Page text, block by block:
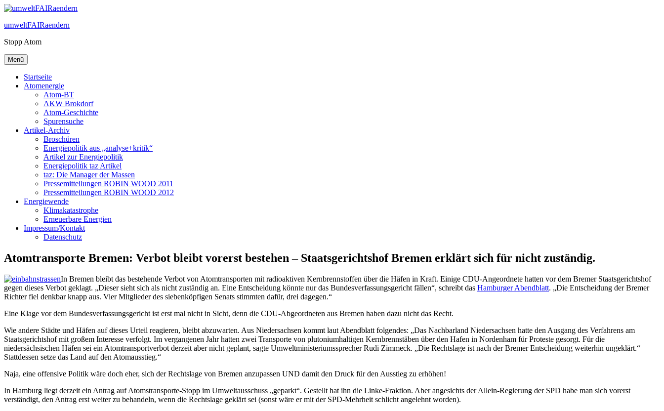
Zum
springen
umweltFAIRaendern
Stopp Atom
Menü
Startseite
Atomenergie
Atom-BT
AKW Brokdorf
Atom-Geschichte
Spurensuche
Artikel-Archiv
Broschüren
Energiepolitik aus „analyse+kritik“
Artikel zur Energiepolitik
Energiepolitik taz Artikel
taz: Die Manager der Massen
Pressemitteilungen ROBIN WOOD 2011
Pressemitteilungen ROBIN WOOD 2012
Energiewende
Klimakatastrophe
Erneuerbare Energien
Impressum/Kontakt
Datenschutz
Atomtransporte Bremen: Verbot bleibt vorerst bestehen – Staatsgerichtshof Bremen erklärt sich für nicht zuständig.
In Bremen bleibt das bestehende Verbot von Atomtransporten mit radioaktiven Kernbrennstoffen über die Häfen in Kraft. Einige CDU-Angeordnete hatten vor dem Bremer Staatsgerichtshof
gegen dieses Verbot geklagt. „Dieser sieht sich als nicht zuständig an. Eine Entscheidung könnte nur das Bundesverfassungsgericht fällen“, schreibt das Hamburger Abendblatt. „Die Entscheidung der Bremer
Richter fiel denkbar knapp aus. Vier Mitglieder des siebenköpfigen Senats stimmten dafür, drei dagegen.“
Eine Klage vor dem Bundesverfassungsgericht ist erst mal nicht in Sicht, denn die CDU-Abgeordneten aus Bremen haben dazu nicht das Recht.
Wie andere Städte und Häfen auf dieses Urteil reagieren, bleibt abzuwarten. Aus Niedersachsen kommt laut Abendblatt folgendes: „Das Nachbarland Niedersachsen hatte den Ausgang des Verfahrens am
Staatsgerichtshof mit großem Interesse verfolgt. Im vergangenen Jahr hatten zwei Transporte von plutoniumhaltigen Kernbrennstäben über den Hafen in Nordenham für Proteste gesorgt. Für die
niedersächsischen Häfen sei ein Atomtransportverbot derzeit aber nicht geplant, sagte Umweltministeriumssprecher Rudi Zimmeck. „Die Rechtslage ist nach der Bremer Entscheidung weiterhin ungeklärt.“
Stattdessen setze das Land auf den Atomausstieg.“
Naja, eine offensive Politik wäre doch eher, sich der Rechtslage von Bremen anzupassen UND damit den Druck für den Ausstieg zu erhöhen!
In Hamburg liegt derzeit ein Antrag auf Atomstransporte-Stopp im Umweltausschuss „geparkt“. Gestellt hat ihn die Linke-Fraktion. Aber angesichts der Allein-Regierung der SPD habe man sich vorerst
verständigt, den Antrag erst weiter zu behandeln, wenn die Rechtslage geklärt sei (sonst wäre er mit der SPD-Mehrheit schlicht angelehnt worden).